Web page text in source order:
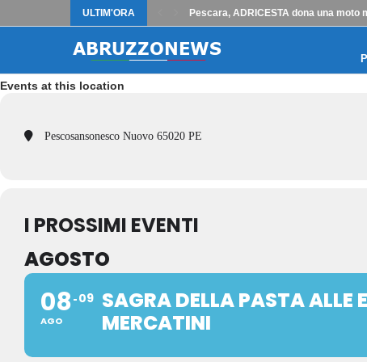
ULTIM'ORA Pescara, ADRICESTA dona una moto
Events at this location
Pescosansonesco Nuovo 65020 PE
I PROSSIMI EVENTI
AGOSTO
08
AGO
09 SAGRA DELLA PASTA ALLE
MERCATINI